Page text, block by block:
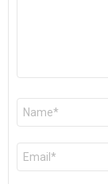
Nom
E-
mail
*